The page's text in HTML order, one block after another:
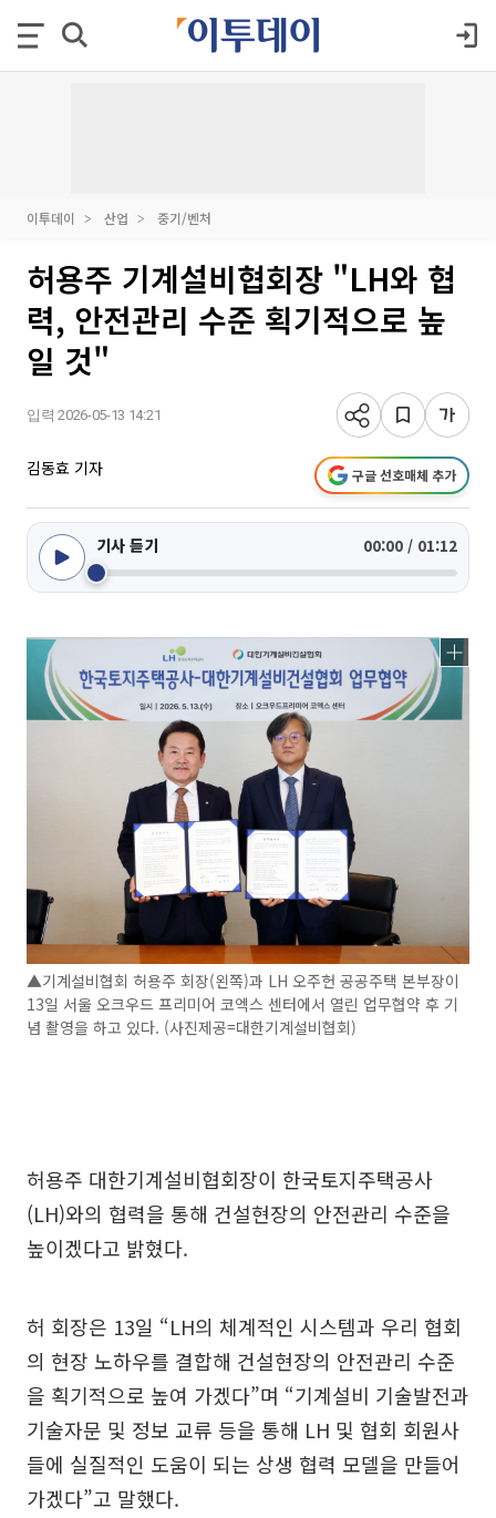
이투데이 산업 중기/벤처
허용주 기계설비협회장 "LH와 협
력, 안전관리 수준 획기적으로 높
일 것"
입력 2026-05-13 14:21
김동효 기자 구글 선호매체 추가
기사 듣기 00:00 / 01:12
▲기계설비협회 허용주 회장(왼쪽)과 LH 오주헌 공공주택 본부장이
13일 서울 오크우드 프리미어 코엑스 센터에서 열린 업무협약 후 기
념 촬영을 하고 있다. (사진제공=대한기계설비협회)
허용주 대한기계설비협회장이 한국토지주택공사
(LH)와의 협력을 통해 건설현장의 안전관리 수준을
높이겠다고 밝혔다.
허 회장은 13일 “LH의 체계적인 시스템과 우리 협회
의 현장 노하우를 결합해 건설현장의 안전관리 수준
을 획기적으로 높여 가겠다”며 “기계설비 기술발전과
기술자문 및 정보 교류 등을 통해 LH 및 협회 회원사
들에 실질적인 도움이 되는 상생 협력 모델을 만들어
가겠다”고 말했다.